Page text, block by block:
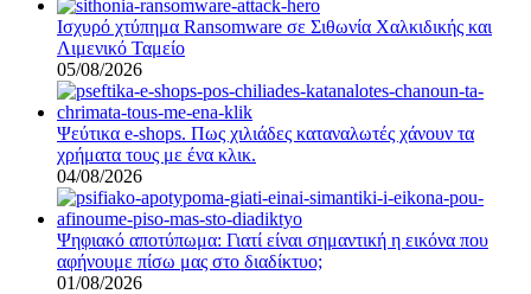
Ισχυρό χτύπημα Ransomware σε Σιθωνία Χαλκιδικής και
Λιμενικό Ταμείο
05/08/2026
Ψεύτικα e-shops. Πως χιλιάδες καταναλωτές χάνουν τα
χρήματα τους με ένα κλικ.
04/08/2026
Ψηφιακό αποτύπωμα: Γιατί είναι σημαντική η εικόνα που
αφήνουμε πίσω μας στο διαδίκτυο;
01/08/2026